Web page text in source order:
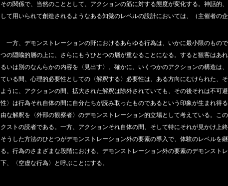
その関係で、当然のこととして、アクションの筋に対する態度が変化する。神話
して用いられて創造されるようなある知覚のレベルの設計においては、（主催者の
一方、デモンストレーションの野におけるあらゆる行為は、いかに最小限のもの
つの隠喩的層の上に、さらにもうひとつの層が重なることになる。すると観客は
るいは別のなんらかの内容を〈見出す〉。確かに、いくつかのアクションの構造
ている間、心理的必要性としての〈解釈する〉必要性は、ある方向にむけられた
ように、アクションの間、拡大された解釈は除外されていても、その後それは不
性〉は行為それ自体の間に自分たちが読み取ったものであるという印象が生まれ得
由な解釈を〈外部の観察者〉のデモンストレーション的立場として考えている。
クストの読者である。一方、アクションそれ自体の間、そして特にそれが見かけ上
そうした方法のひとつがデモンストレーション外の要素の導入で、体験のレベル
る。行為のさまざまな段階における、デモンストレーション外の要素のデモンス
下、〈空虚な行為〉と呼ぶことにする。